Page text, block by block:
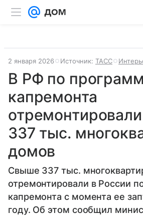
2 января 2026 Источник: ТАСС
В РФ по
капремонта
337 тыс.
домов
Свыше 337 тыс.
отремонтировали в России
капремонта с момента ее
году. Об этом сообщил